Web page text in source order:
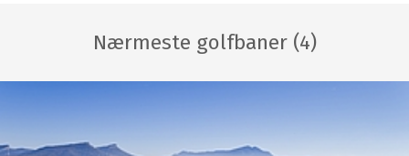
Nærmeste golfbaner (4)